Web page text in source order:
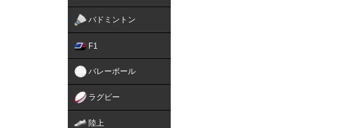
バドミントン
F1
バレーボール
ラグビー
陸上